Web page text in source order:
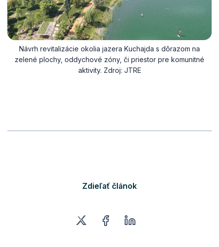
Návrh revitalizácie okolia jazera Kuchajda s dôrazom na
zelené plochy, oddychové zóny, či priestor pre komunitné
aktivity. Zdroj: JTRE
Zdieľať článok